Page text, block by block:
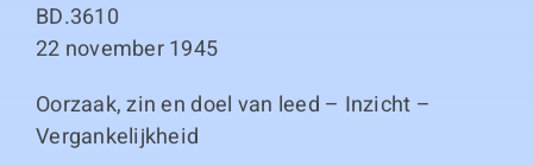
Thema boeken
BD.3610
22 november 1945
Oorzaak, zin en doel van leed – Inzicht –
Vergankelijkheid